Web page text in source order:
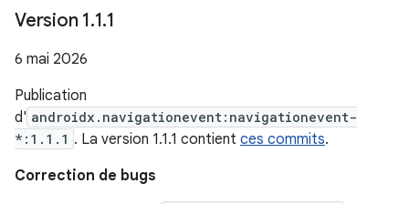
Version 1.1.1
6 mai 2026
Publication
d' androidx.navigationevent:navigationevent-
*:1.1.1 . La version 1.1.1 contient ces commits.
Correction de bugs